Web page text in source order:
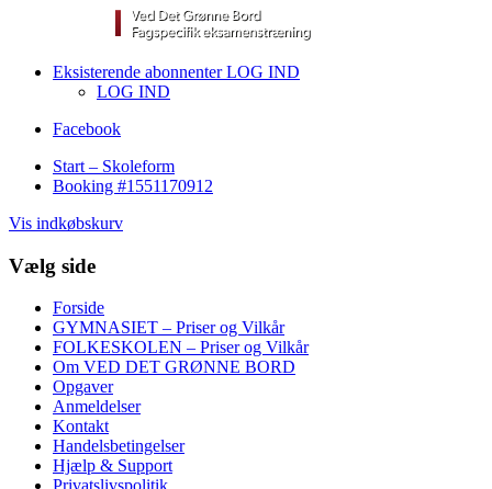
Eksisterende abonnenter LOG IND
LOG IND
Facebook
Start – Skoleform
Booking #1551170912
Vis indkøbskurv
Vælg side
Forside
GYMNASIET – Priser og Vilkår
FOLKESKOLEN – Priser og Vilkår
Om VED DET GRØNNE BORD
Opgaver
Anmeldelser
Kontakt
Handelsbetingelser
Hjælp & Support